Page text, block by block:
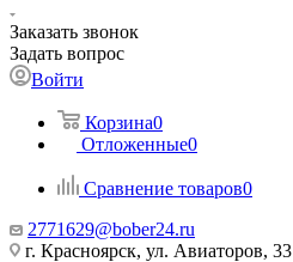
Заказать звонок
Задать вопрос
Войти
Корзина0
Отложенные0
Сравнение товаров0
2771629@bober24.ru
г. Красноярск, ул. Авиаторов, 33